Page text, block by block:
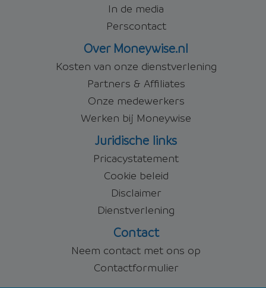
In de media
Perscontact
Over Moneywise.nl
Kosten van onze dienstverlening
Partners & Affiliates
Onze medewerkers
Werken bij Moneywise
Juridische links
Pricacystatement
Cookie beleid
Disclaimer
Dienstverlening
Contact
Neem contact met ons op
Contactformulier